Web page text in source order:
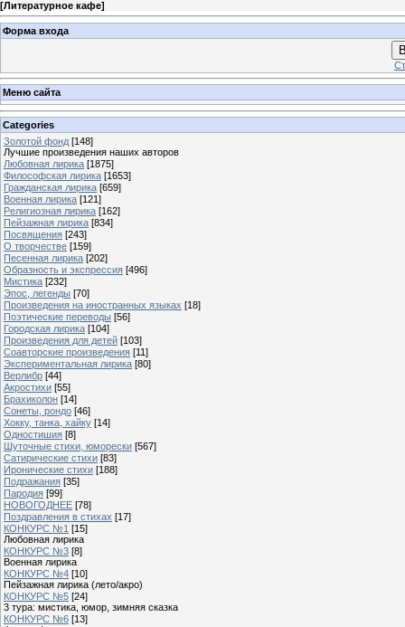
[Литературное кафе]
Форма входа
Меню сайта
Categories
Золотой фонд [148]
Лучшие произведения наших авторов
Любовная лирика [1875]
Философская лирика [1653]
Гражданская лирика [659]
Военная лирика [121]
Религиозная лирика [162]
Пейзажная лирика [834]
Посвящения [243]
О творчестве [159]
Песенная лирика [202]
Образность и экспрессия [496]
Мистика [232]
Эпос, легенды [70]
Произведения на иностранных языках [18]
Поэтические переводы [56]
Городская лирика [104]
Произведения для детей [103]
Соавторские произведения [11]
Экспериментальная лирика [80]
Верлибр [44]
Акростихи [55]
Брахиколон [14]
Сонеты, рондо [46]
Хокку, танка, хайку [14]
Одностишия [8]
Шуточные стихи, юморески [567]
Сатирические стихи [83]
Иронические стихи [188]
Подражания [35]
Пародия [99]
НОВОГОДНЕЕ [78]
Поздравления в стихах [17]
КОНКУРС №1 [15]
Любовная лирика
КОНКУРС №3 [8]
Военная лирика
КОНКУРС №4 [10]
Пейзажная лирика (лето/акро)
КОНКУРС №5 [24]
3 тура: мистика, юмор, зимняя сказка
КОНКУРС №6 [13]